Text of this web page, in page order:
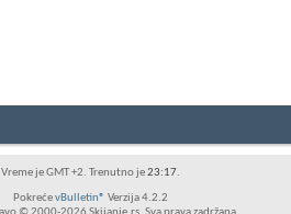
Vreme je GMT +2. Trenutno je23:17.
PokrećevBulletin® Verzija 4.2.2